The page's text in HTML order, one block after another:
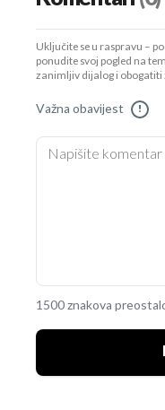
Uključite se u raspravu –
ponudite svoj pogled na
zanimljiv dijalog i obogatiti
Važna obavijest !
1500 znakova